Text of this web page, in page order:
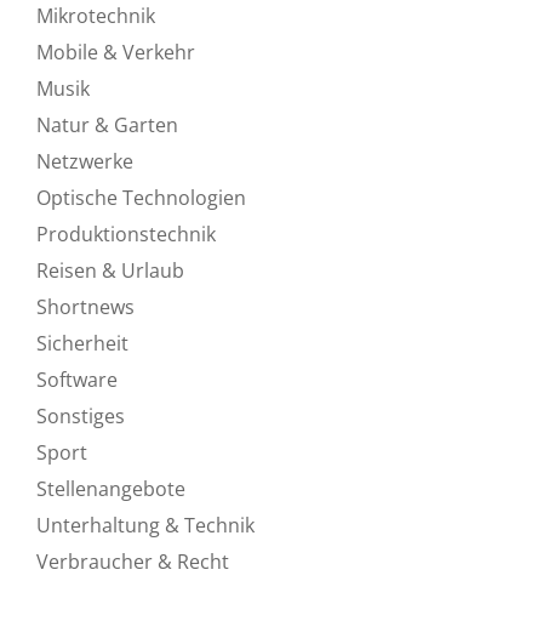
Mikrotechnik
Mobile & Verkehr
Musik
Natur & Garten
Netzwerke
Optische Technologien
Produktionstechnik
Reisen & Urlaub
Shortnews
Sicherheit
Software
Sonstiges
Sport
Stellenangebote
Unterhaltung & Technik
Verbraucher & Recht